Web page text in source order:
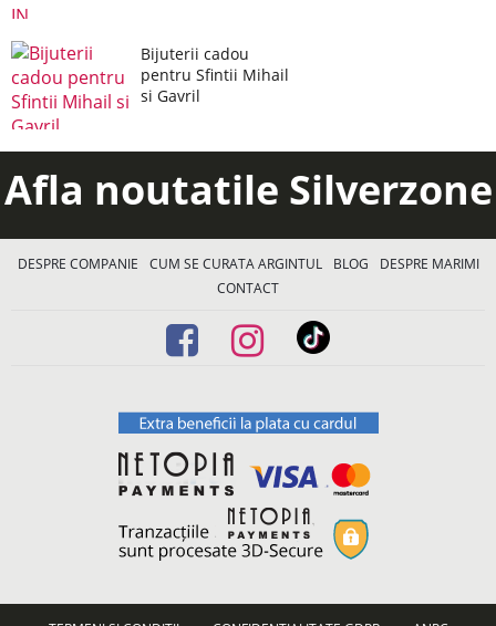
Bijuterii cadou
pentru Sfintii Mihail
si Gavril
Afla noutatile Silverzone
DESPRE COMPANIE CUM SE CURATA ARGINTUL BLOG
DESPRE MARIMI
CONTACT